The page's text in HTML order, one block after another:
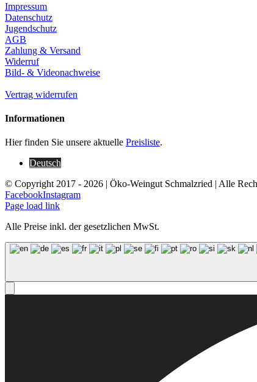
Impressum
Datenschutz
Jugendschutz
AGB
Zahlung & Versand
Widerruf
Bild- & Videonachweise
Vertrag widerrufen
Informationen
Hier finden Sie unsere aktuelle Preisliste.
Deutsch
© Copyright 2017 - 2026 | Öko-Weingut Schmalzried | Alle
FacebookInstagram
Page load link
Alle Preise inkl. der gesetzlichen MwSt.